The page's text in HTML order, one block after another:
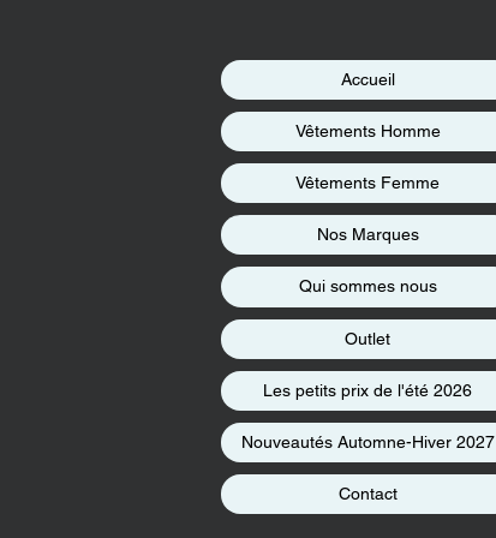
Accueil
Vêtements Homme
Vêtements Femme
Nos Marques
Qui sommes nous
Outlet
Les petits prix de l'été 2026
Nouveautés Automne-Hiver 2027
Contact